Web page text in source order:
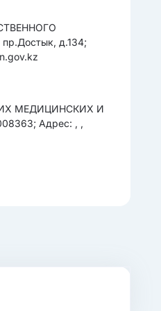
д.134;
МЕДИЦИНСКИХ И
Адрес: , ,